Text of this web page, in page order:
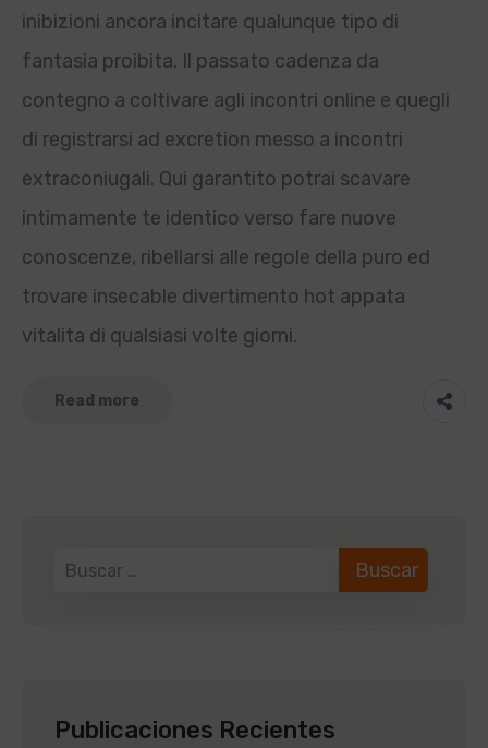
inibizioni ancora incitare qualunque tipo di
fantasia proibita. Il passato cadenza da
contegno a coltivare agli incontri online e quegli
di registrarsi ad excretion messo a incontri
extraconiugali. Qui garantito potrai scavare
intimamente te identico verso fare nuove
conoscenze, ribellarsi alle regole della puro ed
trovare insecable divertimento hot appata
vitalita di qualsiasi volte giorni.
Read more
Publicaciones Recientes